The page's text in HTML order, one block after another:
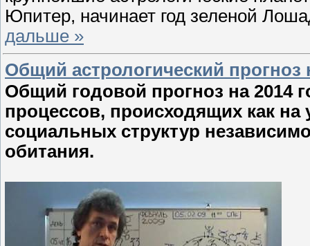
Юпитер, начинает год зеленой
дальше »
Общий астрологический прогноз
Общий годовой прогноз на 2014
процессов, происходящих как на
социальных структур
обитания.